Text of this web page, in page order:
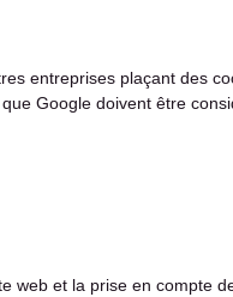
entreprises plaçant des
Google doivent être
et la prise en compte